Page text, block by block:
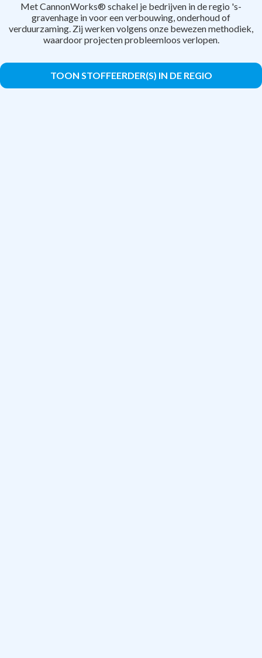
Met CannonWorks® schakel je bedrijven in de regio 's-
gravenhage in voor een verbouwing, onderhoud of
verduurzaming. Zij werken volgens onze bewezen methodiek,
waardoor projecten probleemloos verlopen.
TOON STOFFEERDER(S) IN DE REGIO